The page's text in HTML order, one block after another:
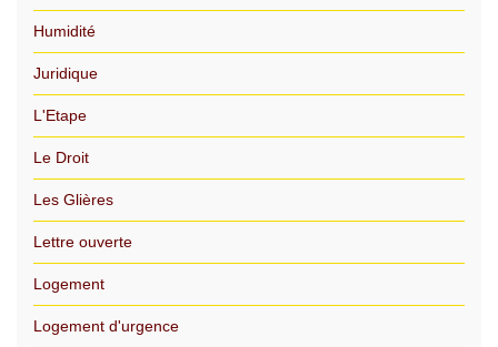
Humidité
Juridique
L'Etape
Le Droit
Les Glières
Lettre ouverte
Logement
Logement d'urgence